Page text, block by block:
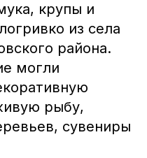
крупы и
из села
района.
могли
рыбу,
сувениры